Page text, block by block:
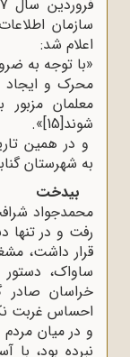
سازمان
اعلام شد:
»با توجه به
معلمان
شوند
.«[15]
و در همین
به شهرستان
بیدخت
قرار داشت،
ساواک،
خراسان
احساس غربت
و در میان
نبرده بود،